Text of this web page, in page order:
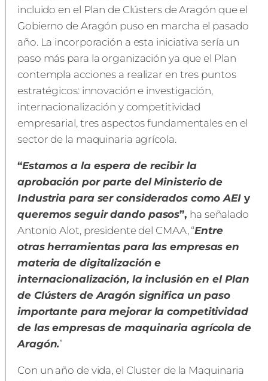
incluido en el Plan de Clústers de Aragón que el
Gobierno de Aragón puso en marcha el pasado
año. La incorporación a esta iniciativa sería un
paso más para la organización ya que el Plan
contempla acciones a realizar en tres puntos
estratégicos: innovación e investigación,
internacionalización y competitividad
empresarial, tres aspectos fundamentales en el
sector de la maquinaria agrícola.
“Estamos a la espera de recibir la
aprobación por parte del Ministerio de
Industria para ser considerados como AEI y
queremos seguir dando pasos”, ha señalado
Antonio Alot, presidente del CMAA, “Entre
otras herramientas para las empresas en
materia de digitalización e
internacionalización, la inclusión en el Plan
de Clústers de Aragón significa un paso
importante para mejorar la competitividad
de las empresas de maquinaria agrícola de
Aragón.”
Con un año de vida, el Cluster de la Maquinaria